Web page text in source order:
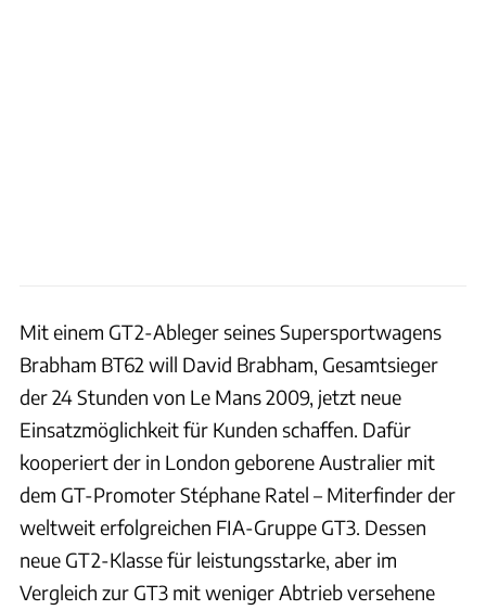
Mit einem GT2-Ableger seines Supersportwagens
Brabham BT62 will David Brabham, Gesamtsieger
der 24 Stunden von Le Mans 2009, jetzt neue
Einsatzmöglichkeit für Kunden schaffen. Dafür
kooperiert der in London geborene Australier mit
dem GT-Promoter Stéphane Ratel – Miterfinder der
weltweit erfolgreichen FIA-Gruppe GT3. Dessen
neue GT2-Klasse für leistungsstarke, aber im
Vergleich zur GT3 mit weniger Abtrieb versehene